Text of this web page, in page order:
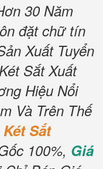
30 Năm
đặt chữ tín
Xuất Tuyển
Sắt Xuất
Hiệu Nổi
Và Trên Thế
Két Sắt
100%, Giá